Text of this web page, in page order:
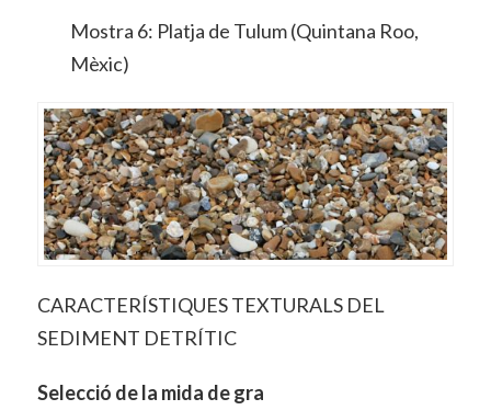
Mostra 6: Platja de Tulum (Quintana Roo,
Mèxic)
CARACTERÍSTIQUES TEXTURALS DEL
SEDIMENT DETRÍTIC
Selecció de la mida de gra